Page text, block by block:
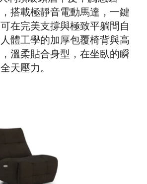
搭載極靜音電動馬達，一鍵
在完美支撐與極致平躺間自
體工學的加厚包覆椅背與高
溫柔貼合身型，在坐臥的瞬
天壓力。